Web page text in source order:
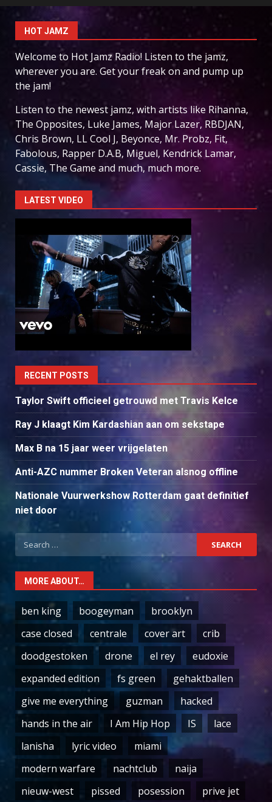
HOT JAMZ
Welcome to Hot Jamz Radio! Listen to the jamz,
wherever you are. Get your freak on and pump up
the jam!
Listen to the newest jamz, with artists like Rihanna,
The Opposites, Luke James, Major Lazer, RBDJAN,
Chris Brown, LL Cool J, Beyonce, Mr. Probz, Fit,
Fabolous, Rapper D.A.B, Miguel, Kendrick Lamar,
Cassie, The Game and much, much more.
LATEST VIDEO
RECENT POSTS
Taylor Swift officieel getrouwd met Travis Kelce
Ray J klaagt Kim Kardashian aan om sekstape
Max B na 15 jaar weer vrijgelaten
Anti-AZC nummer Broken Veteran alsnog offline
Nationale Vuurwerkshow Rotterdam gaat definitief
niet door
Search
for:
MORE ABOUT…
ben king boogeyman
brooklyn
case closed
centrale cover art
crib
doodgestoken
drone el rey
eudoxie
expanded edition
fs green
gehaktballen
give me everything
guzman
hacked
hands in the air
I Am Hip Hop IS
lace
lanisha
lyric video
miami
modern warfare
nachtclub
naija
nieuw-west
pissed posession prive jet